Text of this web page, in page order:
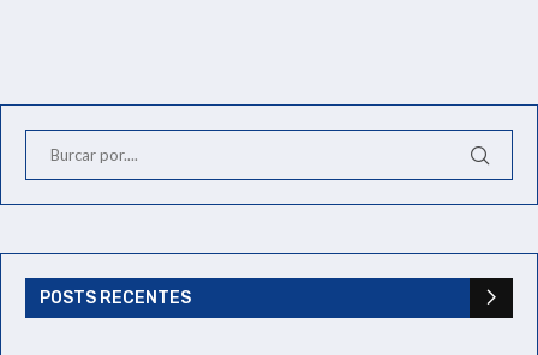
POSTS RECENTES